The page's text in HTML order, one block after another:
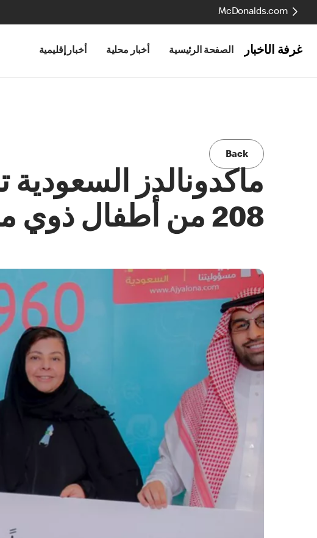
McDonalds.com
غرفة الأخبار الصفحة الرئيسية أخبار محلية أخبار إقليمية
Back
ماكدونالدز السعودية
208 من أطفال ذوي متلازمة داون بمبلغ 1,704,960 ريال